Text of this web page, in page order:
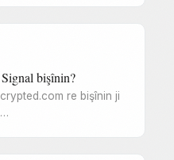
bişînin?
re bişînin ji